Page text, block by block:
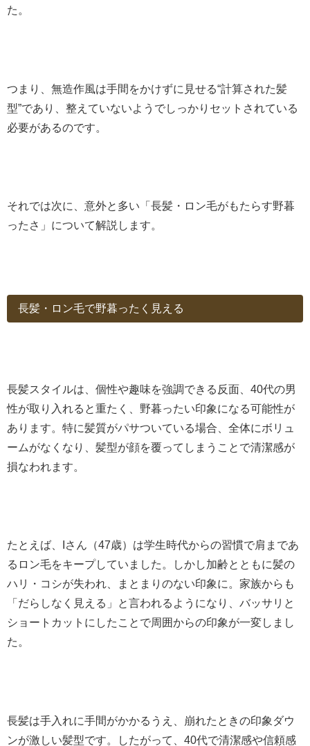
た。
つまり、無造作風は手間をかけずに見せる“計算された髪
型”であり、整えていないようでしっかりセットされている
必要があるのです。
それでは次に、意外と多い「長髪・ロン毛がもたらす野暮
ったさ」について解説します。
長髪・ロン毛で野暮ったく見える
長髪スタイルは、個性や趣味を強調できる反面、40代の男
性が取り入れると重たく、野暮ったい印象になる可能性が
あります。特に髪質がパサついている場合、全体にボリュ
ームがなくなり、髪型が顔を覆ってしまうことで清潔感が
損なわれます。
たとえば、Iさん（47歳）は学生時代からの習慣で肩まであ
るロン毛をキープしていました。しかし加齢とともに髪の
ハリ・コシが失われ、まとまりのない印象に。家族からも
「だらしなく見える」と言われるようになり、バッサリと
ショートカットにしたことで周囲からの印象が一変しまし
た。
長髪は手入れに手間がかかるうえ、崩れたときの印象ダウ
ンが激しい髪型です。したがって、40代で清潔感や信頼感